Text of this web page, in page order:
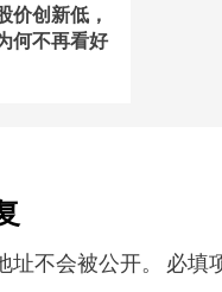
价创新低，
何不再看好
址不会被公开。 必填